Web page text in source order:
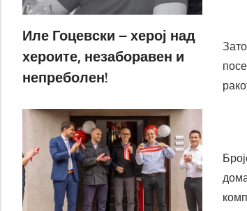
Иле Гоцевски – херој над
хероите, незаборавен и
непреболен!